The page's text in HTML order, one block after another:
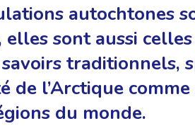
autochtones
elles sont aussi
traditionnels,
de l’Arctique
du monde.